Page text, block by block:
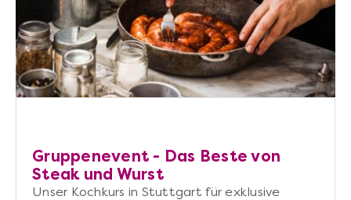
Gruppenevent - Das Beste von
Steak und Wurst
Unser Kochkurs in Stuttgart für exklusive